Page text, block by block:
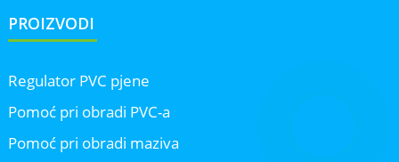
PROIZVODI
Regulator PVC pjene
Pomoć pri obradi PVC-a
Pomoć pri obradi maziva